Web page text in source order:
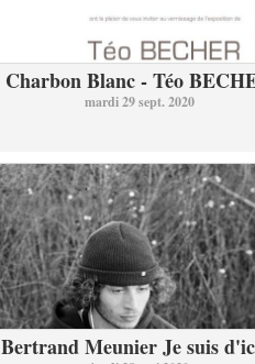
Charbon Blanc - Téo
mardi 29 sept. 2020
Bertrand Meunier Je suis